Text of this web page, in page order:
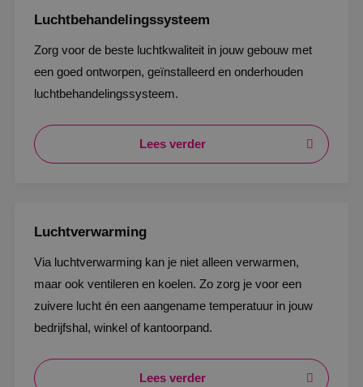
Luchtbehandelingssysteem
Zorg voor de beste luchtkwaliteit in jouw gebouw met
een goed ontworpen, geïnstalleerd en onderhouden
luchtbehandelingssysteem.
Lees verder
Luchtverwarming
Via luchtverwarming kan je niet alleen verwarmen,
maar ook ventileren en koelen. Zo zorg je voor een
zuivere lucht én een aangename temperatuur in jouw
bedrijfshal, winkel of kantoorpand.
Lees verder